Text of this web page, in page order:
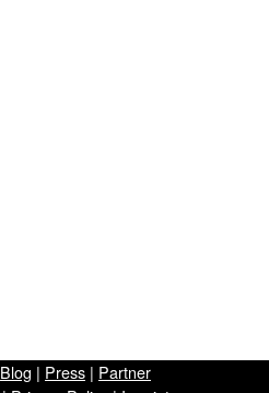
Blog | Press | Partner